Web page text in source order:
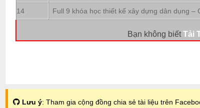
14 Full 9 khóa học thiết kế xây dựng dân dụng –
Bạn không biếtTải
Lưu ý: Tham gia cộng đồng chia sẻ tài liệu trên